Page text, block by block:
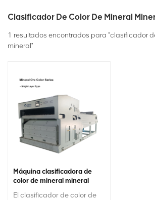
Clasificador De Color De Mineral
1 resultados encontrados para "clasificador
mineral"
Máquina clasificadora de
color de mineral mineral
El clasificador de color de